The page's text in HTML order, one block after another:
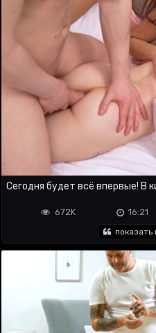
Сегодня будет всё впервые! В
16:21
672K
показать